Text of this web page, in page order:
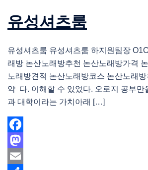
유성셔츠룸
유성셔츠룸 유성셔츠룸 하지원팀장
래방 논산노래방추천 논산노래방가격
노래방견적 논산노래방코스 논산노래
약 다. 이해할 수 있었다. 오로지 공부만
과 대학이라는 가치아래 […]
Facebook
Mastodon